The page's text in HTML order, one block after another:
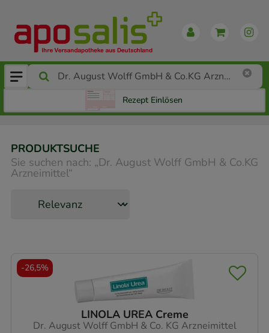
Rezept Einlösen
PRODUKTSUCHE
Sie suchen nach: „Dr. August Wolff GmbH & Co.KG
Arzneimittel“
LINOLA UREA Creme
Dr. August Wolff GmbH & Co. KG Arzneimittel
-26,5%